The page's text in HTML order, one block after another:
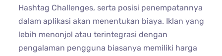
Hashtag Challenges, serta posisi penempatannya
dalam aplikasi akan menentukan biaya. Iklan yang
lebih menonjol atau terintegrasi dengan
pengalaman pengguna biasanya memiliki harga